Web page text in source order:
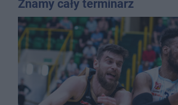
Znamy cały terminarz